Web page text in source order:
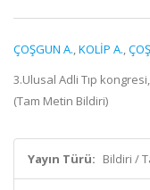
ÇOŞGUN A.,KOLİP A.,
3.Ulusal Adli Tıp
(Tam Metin Bildiri)
Yayın Türü: Bildiri /